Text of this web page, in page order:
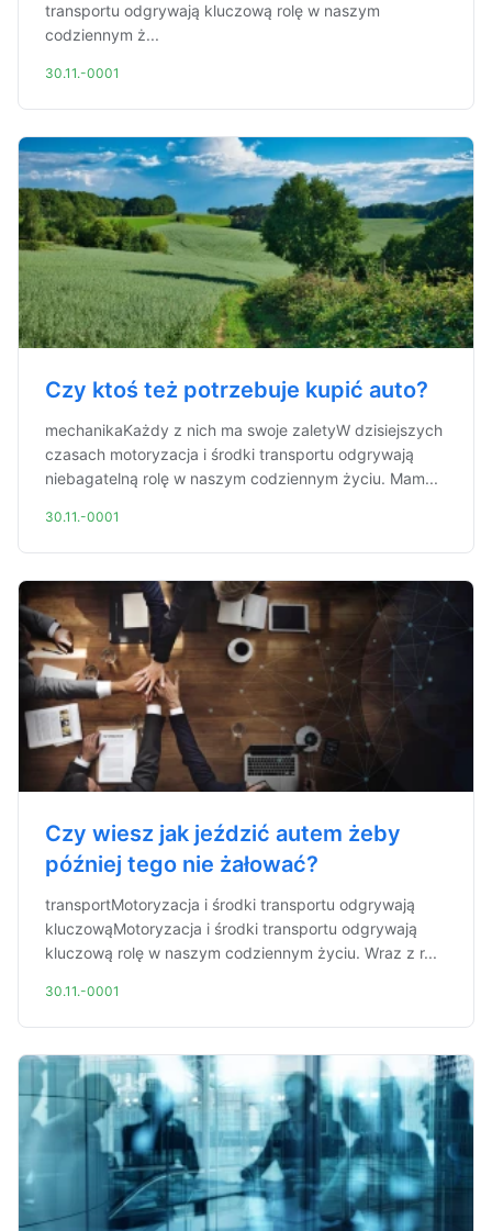
transportu odgrywają kluczową rolę w naszym
codziennym ż...
30.11.-0001
Czy ktoś też potrzebuje kupić auto?
mechanikaKażdy z nich ma swoje zaletyW dzisiejszych
czasach motoryzacja i środki transportu odgrywają
niebagatelną rolę w naszym codziennym życiu. Mam...
30.11.-0001
Czy wiesz jak jeździć autem żeby
później tego nie żałować?
transportMotoryzacja i środki transportu odgrywają
kluczowąMotoryzacja i środki transportu odgrywają
kluczową rolę w naszym codziennym życiu. Wraz z r...
30.11.-0001